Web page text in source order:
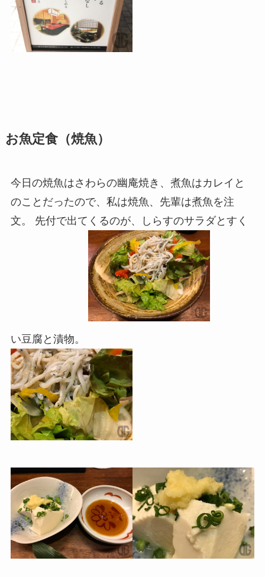
お魚定食（焼魚）
今日の焼魚はさわらの幽庵焼き、煮魚はカレイと
のことだったので、私は焼魚、先輩は煮魚を注
文。 先付で出てくるのが、しらすのサラダとすく
い豆腐と漬物。